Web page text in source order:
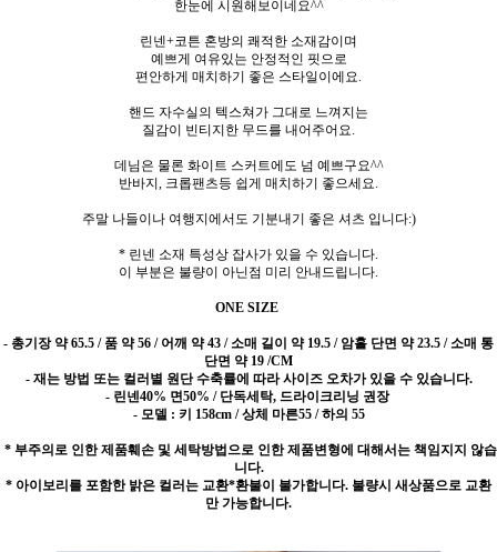
한눈에 시원해보이네요^^
린넨+코튼 혼방의 쾌적한 소재감이며
예쁘게 여유있는 안정적인 핏으로
편안하게 매치하기 좋은 스타일이에요.
핸드 자수실의 텍스쳐가 그대로 느껴지는
질감이 빈티지한 무드를 내어주어요.
데님은 물론 화이트 스커트에도 넘 예쁘구요^^
반바지, 크롭팬츠등 쉽게 매치하기 좋으세요.
주말 나들이나 여행지에서도 기분내기 좋은 셔츠 입니다:)
* 린넨 소재 특성상 잡사가 있을 수 있습니다.
이 부분은 불량이 아닌점 미리 안내드립니다.
ONE SIZE
- 총기장 약 65.5 / 품 약 56 / 어깨 약 43 / 소매 길이 약 19.5 / 암홀 단면 약 23.5 / 소매 통
단면 약 19 /CM
- 재는 방법 또는 컬러별 원단 수축률에 따라 사이즈 오차가 있을 수 있습니다.
- 린넨40% 면50% / 단독세탁, 드라이크리닝 권장
- 모델 : 키 158cm / 상체 마른55 / 하의 55
* 부주의로 인한 제품훼손 및 세탁방법으로 인한 제품변형에 대해서는 책임지지 않습
니다.
* 아이보리를 포함한 밝은 컬러는 교환*환불이 불가합니다. 불량시 새상품으로 교환
만 가능합니다.